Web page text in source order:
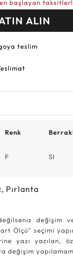
başlayan
SATIN ALIN
teslim
Renk
F SI
Pırlanta
değişim ve
Ölçü" seçimi
yazı yazılan,
değişim